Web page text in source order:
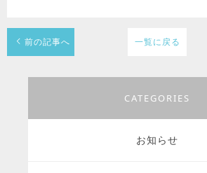
一覧に戻る
前の記事へ
CATEGORIES
お知らせ